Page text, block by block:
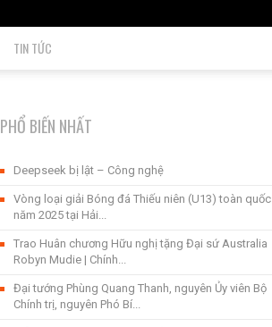
TIN TỨC
PHỔ BIẾN NHẤT
Deepseek bị lật – Công nghệ
Vòng loại giải Bóng đá Thiếu niên (U13) toàn quốc
năm 2025 tại Hải...
Trao Huân chương Hữu nghị tặng Đại sứ Australia
Robyn Mudie | Chính...
Đại tướng Phùng Quang Thanh, nguyên Ủy viên Bộ
Chính trị, nguyên Phó Bí...